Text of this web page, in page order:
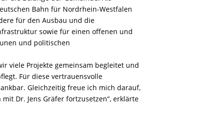
Bahn für Nordrhein-Westfalen
für den Ausbau und die
sowie für einen offenen und
und politischen
viele Projekte gemeinsam begleitet und
Für diese vertrauensvolle
Gleichzeitig freue ich mich darauf,
Dr. Jens Gräfer fortzusetzen“, erklärte